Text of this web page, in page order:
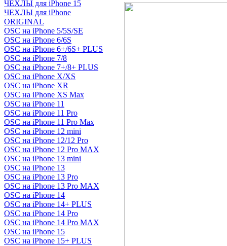
ЧЕХЛЫ для iPhone 15
ЧЕХЛЫ для iPhone
ORIGINAL
OSC на iPhone 5/5S/SE
OSC на iPhone 6/6S
OSC на iPhone 6+/6S+ PLUS
OSC на iPhone 7/8
OSC на iPhone 7+/8+ PLUS
OSC на iPhone X/XS
OSC на iPhone XR
OSC на iPhone XS Max
OSC на iPhone 11
OSC на iPhone 11 Pro
OSC на iPhone 11 Pro Max
OSC на iPhone 12 mini
OSC на iPhone 12/12 Pro
OSC на iPhone 12 Pro MAX
OSC на iPhone 13 mini
OSC на iPhone 13
OSC на iPhone 13 Pro
OSC на iPhone 13 Pro MAX
OSC на iPhone 14
OSC на iPhone 14+ PLUS
OSC на iPhone 14 Pro
OSC на iPhone 14 Pro MAX
OSC на iPhone 15
OSC на iPhone 15+ PLUS